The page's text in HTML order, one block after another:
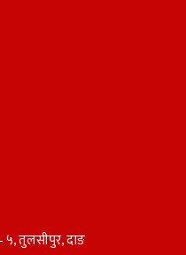
५, तुलसीपुर, दाङ